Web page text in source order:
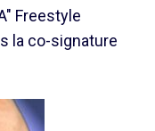
Freestyle
la co-signature